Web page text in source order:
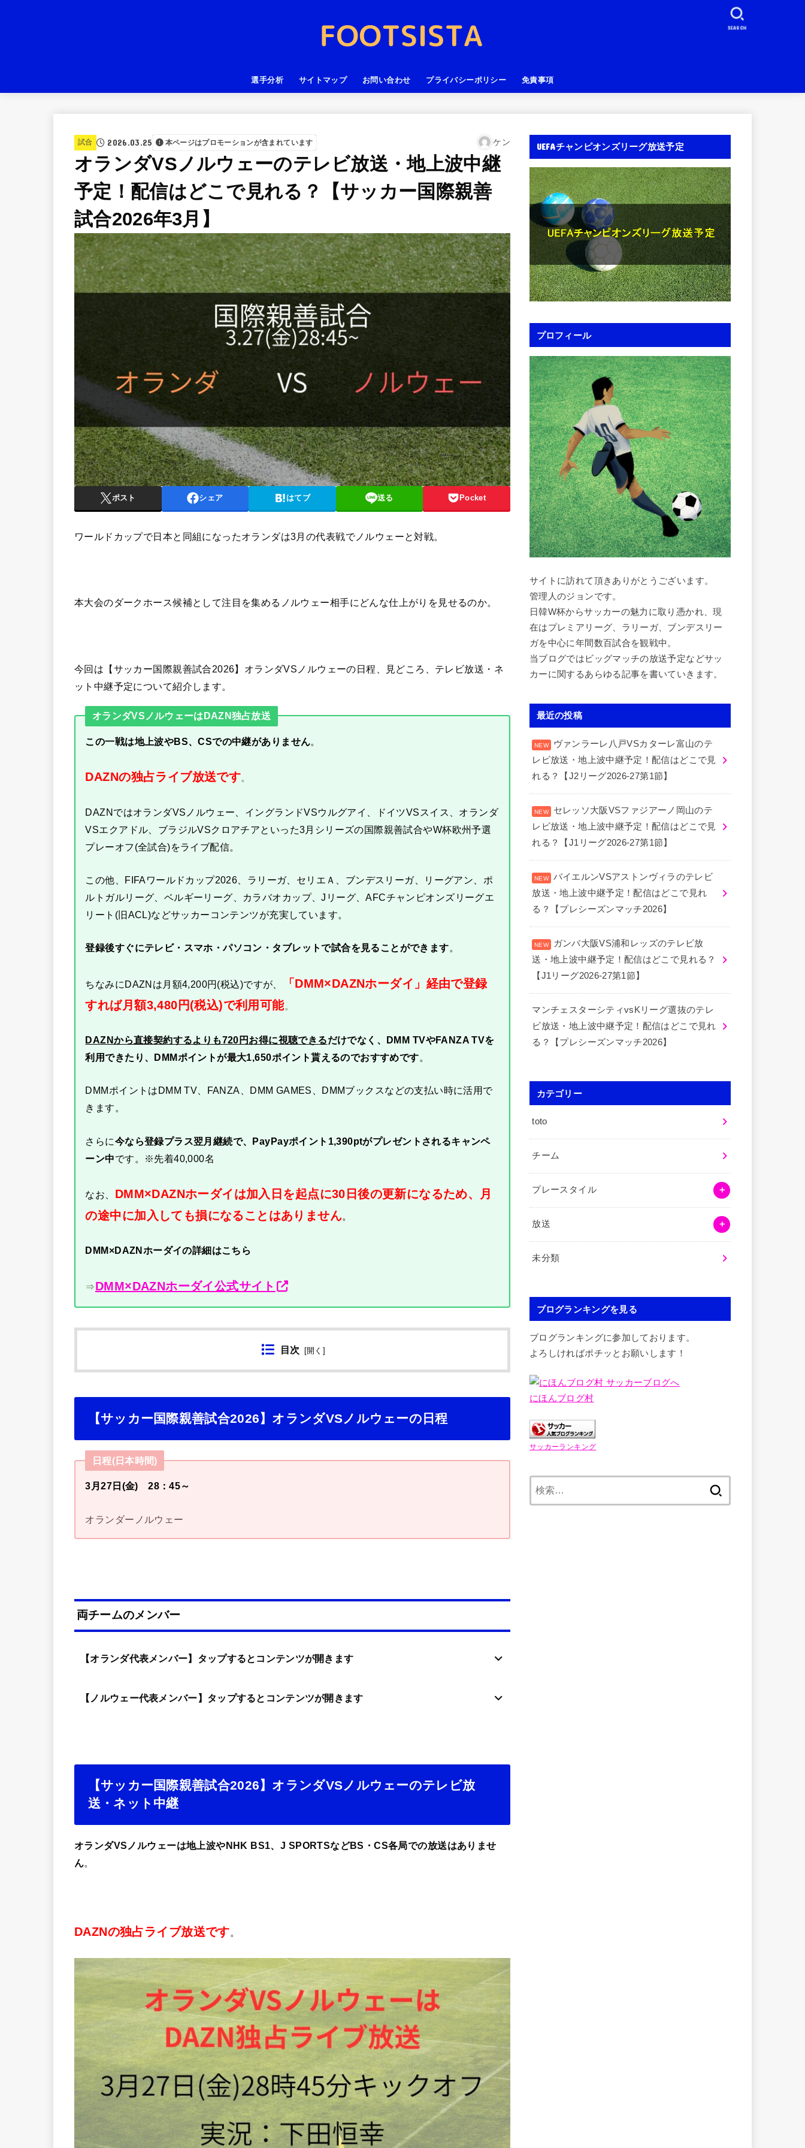
選手分析 サイトマップ お問い合わせ プライバシーポリシー 免責事項
SEARCH
試合 2026.03.25 本ページはプロモーションが含まれています ケン
オランダVSノルウェーのテレビ放送・地上波中継
予定！配信はどこで見れる？【サッカー国際親善
試合2026年3月】
ポスト シェア はてブ 送る Pocket
ワールドカップで日本と同組になったオランダは3月の代表戦でノルウェーと対戦。
本大会のダークホース候補として注目を集めるノルウェー相手にどんな仕上がりを見せるのか。
今回は【サッカー国際親善試合2026】オランダVSノルウェーの日程、見どころ、テレビ放送・ネ
ット中継予定について紹介します。
オランダVSノルウェーはDAZN独占放送
この一戦は地上波やBS、CSでの中継がありません。
DAZNの独占ライブ放送です。
DAZNではオランダVSノルウェー、イングランドVSウルグアイ、ドイツVSスイス、オランダ
VSエクアドル、ブラジルVSクロアチアといった3月シリーズの国際親善試合やW杯欧州予選
プレーオフ(全試合)をライブ配信。
この他、FIFAワールドカップ2026、ラリーガ、セリエＡ、ブンデスリーガ、リーグアン、ポ
ルトガルリーグ、ベルギーリーグ、カラバオカップ、Jリーグ、AFCチャンピオンズリーグエ
リート(旧ACL)などサッカーコンテンツが充実しています。
登録後すぐにテレビ・スマホ・パソコン・タブレットで試合を見ることができます。
ちなみにDAZNは月額4,200円(税込)ですが、
「DMM×DAZNホーダイ」経由で登録
すれば月額3,480円(税込)で利用可能。
DAZNから直接契約するよりも720円お得に視聴できるだけでなく、DMM TVやFANZA TVを
利用できたり、DMMポイントが最大1,650ポイント貰えるのでおすすめです。
DMMポイントはDMM TV、FANZA、DMM GAMES、DMMブックスなどの支払い時に活用で
きます。
さらに今なら登録プラス翌月継続で、PayPayポイント1,390ptがプレゼントされるキャンペ
ーン中です。※先着40,000名
なお、 DMM×DAZNホーダイは加入日を起点に30日後の更新になるため、月
の途中に加入しても損になることはありません。
DMM×DAZNホーダイの詳細はこちら
⇒DMM×DAZNホーダイ公式サイト
目次 開く
【サッカー国際親善試合2026】オランダVSノルウェーの日程
日程(日本時間)
3月27日(金) 28：45～
オランダーノルウェー
両チームのメンバー
【オランダ代表メンバー】タップするとコンテンツが開きます
【ノルウェー代表メンバー】タップするとコンテンツが開きます
【サッカー国際親善試合2026】オランダVSノルウェーのテレビ放
送・ネット中継
オランダVSノルウェーは地上波やNHK BS1、J SPORTSなどBS・CS各局での放送はありませ
ん。
DAZNの独占ライブ放送です。
UEFAチャンピオンズリーグ放送予定
プロフィール
サイトに訪れて頂きありがとうございます。
管理人のジョンです。
日韓W杯からサッカーの魅力に取り憑かれ、現
在はプレミアリーグ、ラリーガ、ブンデスリー
ガを中心に年間数百試合を観戦中。
当ブログではビッグマッチの放送予定などサッ
カーに関するあらゆる記事を書いていきます。
最近の投稿
ヴァンラーレ八戸VSカターレ富山のテ
レビ放送・地上波中継予定！配信はどこで見
れる？【J2リーグ2026-27第1節】
セレッソ大阪VSファジアーノ岡山のテ
レビ放送・地上波中継予定！配信はどこで見
れる？【J1リーグ2026-27第1節】
バイエルンVSアストンヴィラのテレビ
放送・地上波中継予定！配信はどこで見れ
る？【プレシーズンマッチ2026】
ガンバ大阪VS浦和レッズのテレビ放
送・地上波中継予定！配信はどこで見れる？
【J1リーグ2026-27第1節】
マンチェスターシティvsKリーグ選抜のテレ
ビ放送・地上波中継予定！配信はどこで見れ
る？【プレシーズンマッチ2026】
カテゴリー
toto
チーム
プレースタイル
放送
未分類
ブログランキングを見る
ブログランキングに参加しております。
よろしければポチッとお願いします！
にほんブログ村
サッカーランキング